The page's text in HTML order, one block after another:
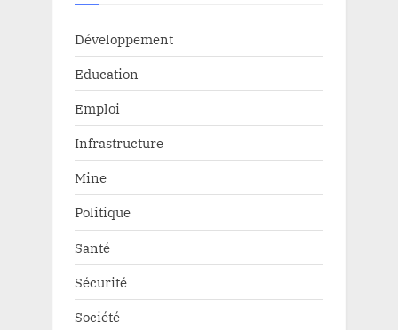
Développement
Education
Emploi
Infrastructure
Mine
Politique
Santé
Sécurité
Société